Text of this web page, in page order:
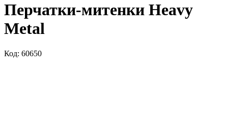
Перчатки-митенки Heavy
Metal
Код: 60650